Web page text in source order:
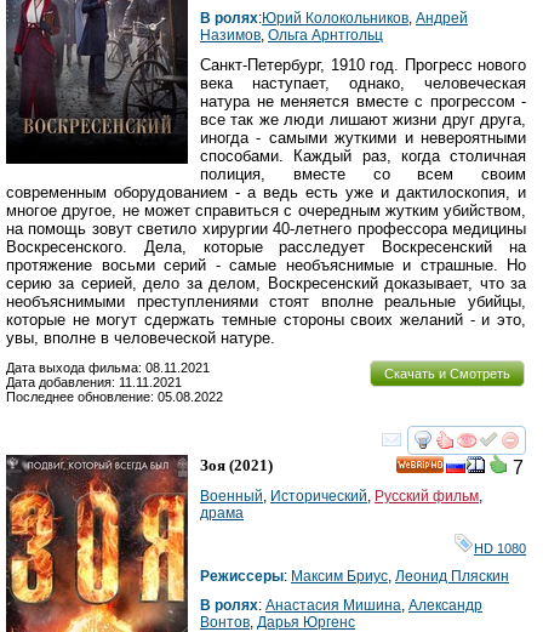
В ролях:Юрий Колокольников, Андрей
Назимов, Ольга Арнтгольц
Санкт-Петербург, 1910 год. Прогресс нового
века наступает, однако, человеческая
натура не меняется вместе с прогрессом -
все так же люди лишают жизни друг друга,
иногда - самыми жуткими и невероятными
способами. Каждый раз, когда столичная
полиция, вместе со всем своим
современным оборудованием - а ведь есть уже и дактилоскопия, и
многое другое, не может справиться с очередным жутким убийством,
на помощь зовут светило хирургии 40-летнего профессора медицины
Воскресенского. Дела, которые расследует Воскресенский на
протяжение восьми серий - самые необъяснимые и страшные. Но
серию за серией, дело за делом, Воскресенский доказывает, что за
необъяснимыми преступлениями стоят вполне реальные убийцы,
которые не могут сдержать темные стороны своих желаний - и это,
увы, вполне в человеческой натуре.
Скачать и Смотреть
Дата выхода фильма: 08.11.2021
Дата добавления: 11.11.2021
Последнее обновление: 05.08.2022
смотреть
7
Зоя (2021)
Военный Исторический Русский фильм
драма
HD 1080
Режиссеры: Максим Бриус Леонид Пляскин
В ролях: Анастасия Мишина Александр
Вонтов Дарья Юргенс